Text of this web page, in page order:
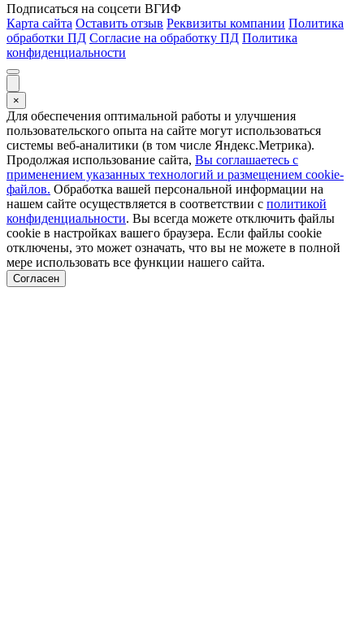
Подписаться на соцсети ВГИФ
Карта сайта Оставить отзыв Реквизиты компании Политика
обработки ПД Согласие на обработку ПД Политика
конфиденциальности
×
Для обеспечения оптимальной работы и улучшения
пользовательского опыта на сайте могут использоваться
системы веб-аналитики (в том числе Яндекс.Метрика).
Продолжая использование сайта, Вы соглашаетесь с
применением указанных технологий и размещением cookie-
файлов. Обработка вашей персональной информации на
нашем сайте осуществляется в соответствии с политикой
конфиденциальности. Вы всегда можете отключить файлы
cookie в настройках вашего браузера. Если файлы cookie
отключены, это может означать, что вы не можете в полной
мере использовать все функции нашего сайта.
Согласен